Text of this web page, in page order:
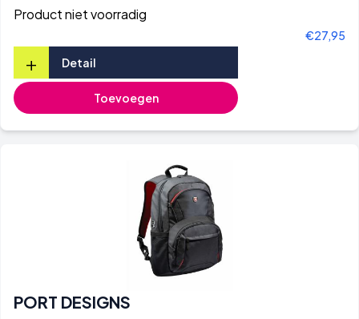
Product niet voorradig
€27,95
+ Detail
Toevoegen
PORT DESIGNS